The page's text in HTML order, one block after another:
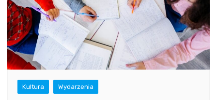
Kultura Wydarzenia